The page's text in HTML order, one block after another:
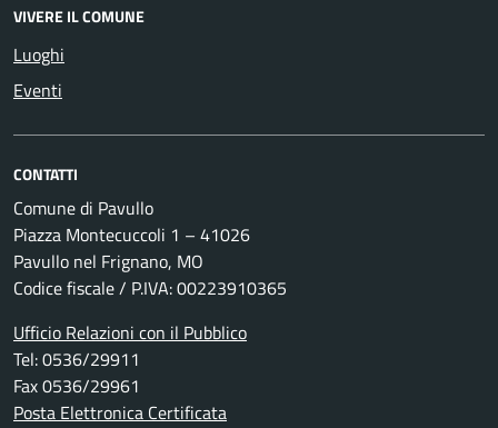
VIVERE IL COMUNE
Luoghi
Eventi
CONTATTI
Comune di Pavullo
Piazza Montecuccoli 1 – 41026
Pavullo nel Frignano, MO
Codice fiscale / P.IVA: 00223910365
Ufficio Relazioni con il Pubblico
Tel: 0536/29911
Fax 0536/29961
Posta Elettronica Certificata